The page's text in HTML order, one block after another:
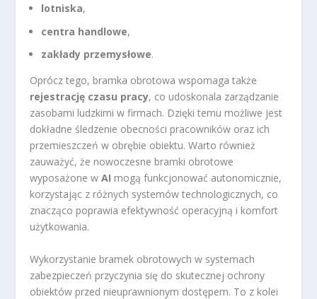
lotniska,
centra handlowe,
zakłady przemysłowe.
Oprócz tego, bramka obrotowa wspomaga także
rejestrację czasu pracy, co udoskonala zarządzanie
zasobami ludzkimi w firmach. Dzięki temu możliwe jest
dokładne śledzenie obecności pracowników oraz ich
przemieszczeń w obrębie obiektu. Warto również
zauważyć, że nowoczesne bramki obrotowe
wyposażone wAI mogą funkcjonować autonomicznie,
korzystając z różnych systemów technologicznych, co
znacząco poprawia efektywność operacyjną i komfort
użytkowania.
Wykorzystanie bramek obrotowych w systemach
zabezpieczeń przyczynia się do skutecznej ochrony
obiektów przed nieuprawnionym dostępem. To z kolei